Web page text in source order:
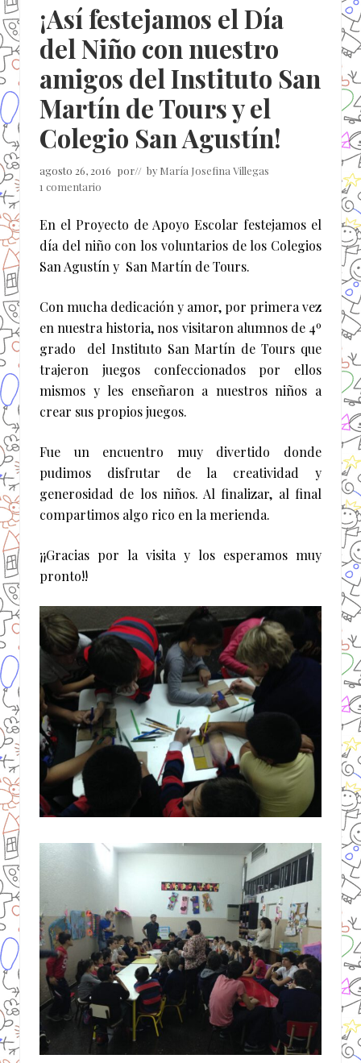
¡Así festejamos el Día
del Niño con nuestro
amigos del Instituto San
Martín de Tours y el
Colegio San Agustín!
agosto 26, 2016 por// by María Josefina Villegas
1 comentario
En el Proyecto de Apoyo Escolar festejamos el
día del niño con los voluntarios de los Colegios
San Agustín y San Martín de Tours.
Con mucha dedicación y amor, por primera vez
en nuestra historia, nos visitaron alumnos de 4º
grado del Instituto San Martín de Tours que
trajeron juegos confeccionados por ellos
mismos y les enseñaron a nuestros niños a
crear sus propios juegos.
Fue un encuentro muy divertido donde
pudimos disfrutar de la creatividad y
generosidad de los niños. Al finalizar, al final
compartimos algo rico en la merienda.
¡¡Gracias por la visita y los esperamos muy
pronto!!